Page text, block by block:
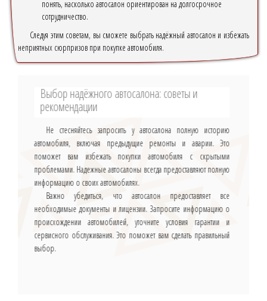
понять, насколько автосалон ориентирован на долгосрочное
сотрудничество.
Следуя этим советам, вы сможете выбрать надёжный автосалон и избежать
неприятных сюрпризов при покупке автомобиля.
Выбор надёжного автосалона: советы и
рекомендации
Не стесняйтесь запросить у автосалона полную историю
автомобиля, включая предыдущие ремонты и аварии. Это
поможет вам избежать покупки автомобиля с скрытыми
проблемами. Надежные автосалоны всегда предоставляют полную
информацию о своих автомобилях.
Важно убедиться, что автосалон предоставляет все
необходимые документы и лицензии. Запросите информацию о
происхождении автомобилей, уточните условия гарантии и
сервисного обслуживания. Это поможет вам сделать правильный
выбор.